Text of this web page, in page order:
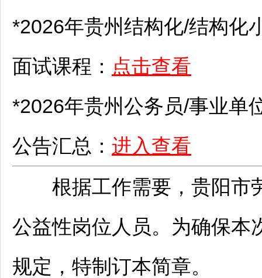
*2026年贵州结构化/结构化
面试课程： 点击查看
*2026年贵州公务员/事业单
公告汇总： 进入查看
根据工作需要， 贵阳市
公益性岗位人员。为确保本
规定，特制订本简章。